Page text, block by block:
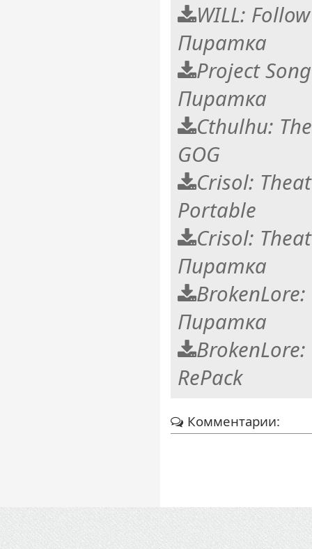
WILL:
Пиратка
Project
Пиратка
Cthulhu:
GOG
Crisol:
Portable
Crisol:
Пиратка
BrokenLore:
Пиратка
BrokenLore:
RePack
Комментарии: